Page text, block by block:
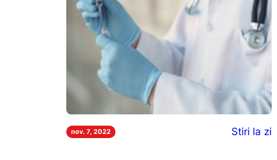
nov. 7, 2022 Stiri la zi